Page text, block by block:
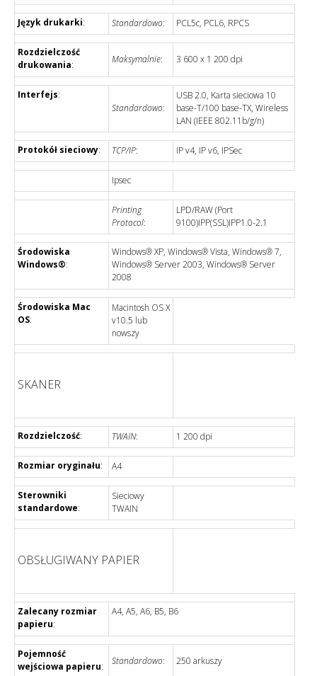
Język drukarki: Standardowo: PCL5c, PCL6, RPCS
Rozdzielczość
drukowania: Maksymalnie: 3 600 x 1 200 dpi
Interfejs:
Standardowo:
USB 2.0, Karta sieciowa 10
base-T/100 base-TX, Wireless
LAN (IEEE 802.11b/g/n)
Protokół sieciowy: TCP/IP: IP v4, IP v6, IPSec
Ipsec
Printing
Protocol:
LPD/RAW (Port
9100)IPP(SSL)IPP1.0-2.1
Środowiska
Windows®:
Windows® XP, Windows® Vista, Windows® 7,
Windows® Server 2003, Windows® Server
2008
Środowiska Mac
OS:
Macintosh OS X
v10.5 lub
nowszy
SKANER
Rozdzielczość: TWAIN: 1 200 dpi
Rozmiar oryginału: A4
Sterowniki
standardowe:
Sieciowy
TWAIN
OBSŁUGIWANY PAPIER
Zalecany rozmiar
papieru:
A4, A5, A6, B5, B6
Pojemność
wejściowa papieru: Standardowo: 250 arkuszy